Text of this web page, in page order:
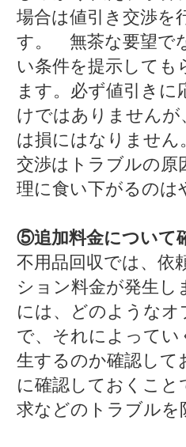
場合は値引き交渉を
す。 無茶な要望で
い条件を提示しても
ます。必ず値引きに
けではありませんが
は損にはなりません
交渉はトラブルの原
理に食い下がるのは
⑤追加料金について
不用品回収では、依
ション料金が発生し
には、どのようなオ
で、それによってい
生するのか確認して
に確認しておくこと
求などのトラブルを